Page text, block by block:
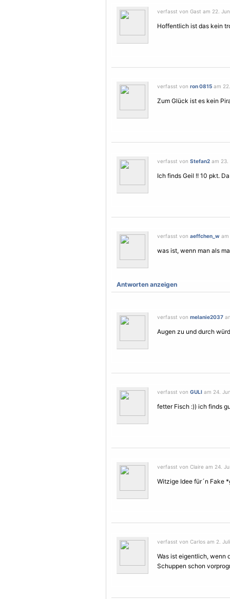
verfasst von Gast am 22.
Hoffentlich ist das kein
verfasst von ron 0815 am
Zum Glück ist es kein
verfasst von Stefan2 am 23.
Ich finds Geil !! 10 pkt.
verfasst von aeffchen_w am
was ist, wenn man als
Antworten anzeigen
verfasst von melanie2037
Augen zu und durch
verfasst von GULI am 24.
fetter Fisch :)) ich finds
verfasst von Claire am 24.
Witzige Idee für´n Fake
verfasst von Carlos am 2.
Was ist eigentlich, wenn
Schuppen schon